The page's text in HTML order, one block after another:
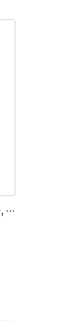
다이어트 식단 구독 서비스 탄단지 (고도몰, 쇼핑몰, 이커머스, 정기 배송, 구독 서비스, 대시보드)